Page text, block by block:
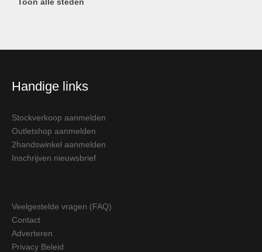
Handige links
Stockverkoop aanmelden
Outletshop aanmelden
2handswinkel aanmelden
Inschrijven nieuwsbrief
Veelgestelde vragen (FAQ)
Contact
Adverteren
Privacy Beleid